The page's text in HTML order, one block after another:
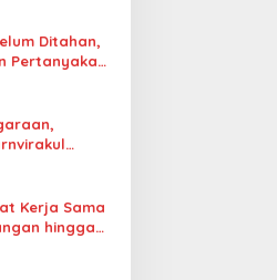
Ditahan,
Pertanyakan
Thailand
Kerja Sama
hingga